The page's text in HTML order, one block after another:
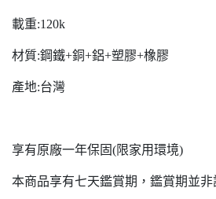
載重:120k
材質:鋼鐵+銅+鋁+塑膠+橡膠
產地:台灣
享有原廠一年保固(限家用環境)
本商品享有七天鑑賞期，鑑賞期並非